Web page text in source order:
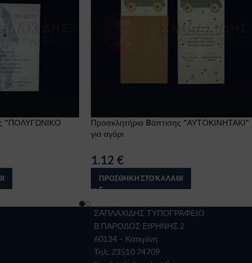
“ΠΟΛΥΓΩΝΙΚΟ
Προσκλητήριο Bάπτισης “ΑΥΤΟΚΙΝΗΤΑΚΙ”
για αγόρι
1.12 €
ΠΡΟΣΘΉΚΗ ΣΤΟ ΚΑΛΆΘΙ
ΣΑΠΛΑΧΙΔΗΣ ΤΥΠΟΓΡΑΦΕΙΟ
Β ΠΑΡΟΔΟΣ ΕΙΡΗΝΗΣ 2
60134 – Κατερίνη
Τηλ: 23510 74709